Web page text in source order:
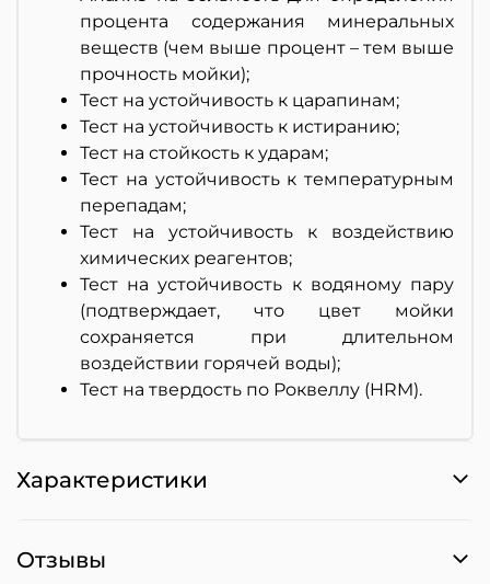
процента содержания минеральных
веществ (чем выше процент – тем выше
прочность мойки);
Тест на устойчивость к царапинам;
Тест на устойчивость к истиранию;
Тест на стойкость к ударам;
Тест на устойчивость к температурным
перепадам;
Тест на устойчивость к воздействию
химических реагентов;
Тест на устойчивость к водяному пару
(подтверждает, что цвет мойки
сохраняется при длительном
воздействии горячей воды);
Тест на твердость по Роквеллу (HRM).
Характеристики
Отзывы